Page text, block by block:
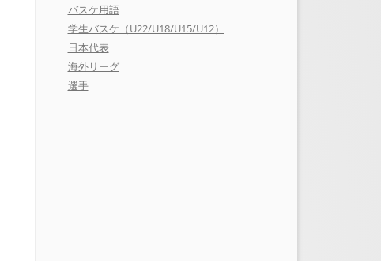
バスケ用語
学生バスケ（U22/U18/U15/U12）
日本代表
海外リーグ
選手